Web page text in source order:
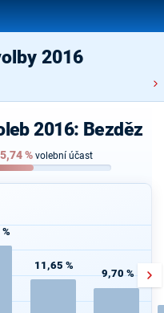
2016
2016: Bezděz
% volební účast
11,65 %
9,70 %